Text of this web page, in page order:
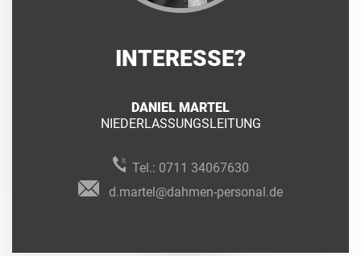
INTERESSE?
DANIEL MARTEL
NIEDERLASSUNGSLEITUNG
Tel.: 0711 34067630
d.martel@dahmen-personal.de